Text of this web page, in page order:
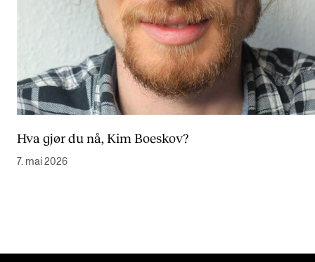
Hva gjør du nå, Kim Boeskov?
7. mai 2026